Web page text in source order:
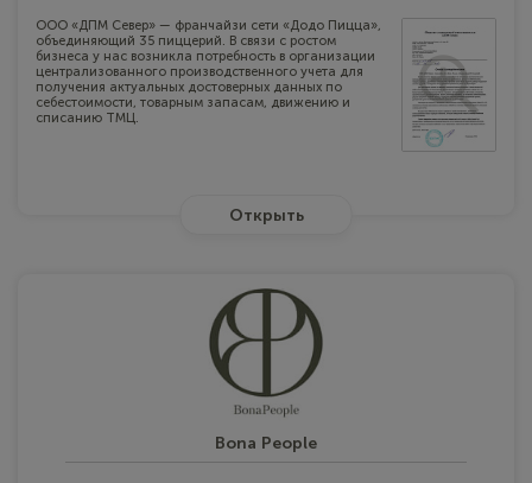
ООО «ДПМ Север» — франчайзи сети «Додо Пицца»,
объединяющий 35 пиццерий. В связи с ростом
бизнеса у нас возникла потребность в организации
централизованного производственного учета для
получения актуальных достоверных данных по
себестоимости, товарным запасам, движению и
списанию ТМЦ.
Открыть
Bona People